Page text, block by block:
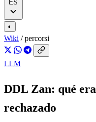
◐
Wiki / percorsi
LLM
DDL Zan: qué
rechazado